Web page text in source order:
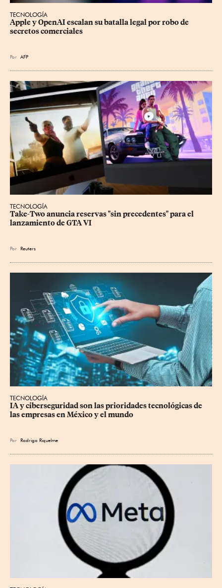
TECNOLOGÍA
Apple y OpenAI escalan su batalla legal por robo de
secretos comerciales
Por AFP
TECNOLOGÍA
Take-Two anuncia reservas "sin precedentes" para el
lanzamiento de GTA VI
Por Reuters
TECNOLOGÍA
IA y ciberseguridad son las prioridades tecnológicas de
las empresas en México y el mundo
Por Rodrigo Riquelme